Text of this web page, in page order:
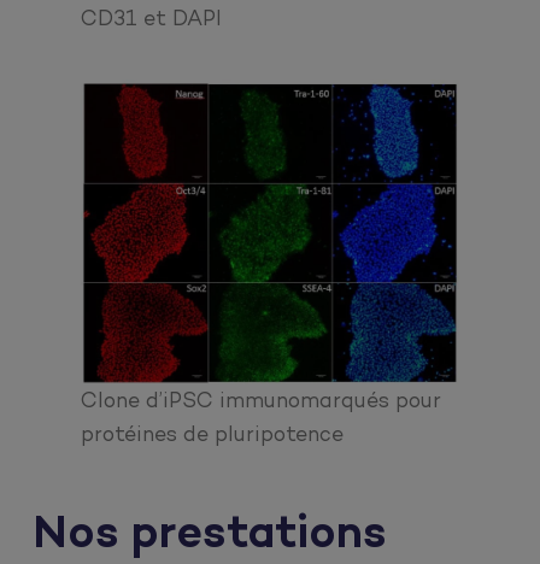
CD31 et DAPI
Clone d’iPSC immunomarqués pour
protéines de pluripotence
Nos prestations